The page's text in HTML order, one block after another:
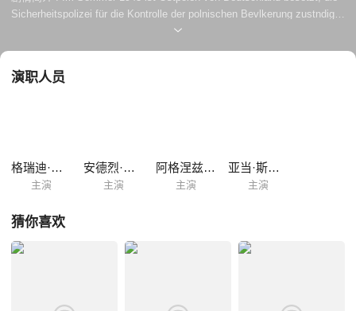
Sicherheitspolizei für die Kontrolle der polnischen Bevlkerung zustndig.
Vier Teenager erleben die Grausamkeiten des Krieges – und die
mchte Franka (Urszula Bogucka) für sich gewinnen, di...
演职人员
格瑞迪·京特
主演
安德烈·赫尼克
主演
阿格涅兹卡·克鲁科沃娜
主演
亚当·斯齐斯科斯基
主演
猜你喜欢